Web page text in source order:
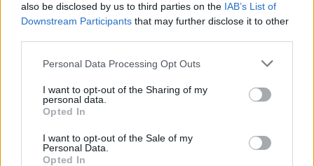
also be disclosed by us to third parties on the IAB’s List of
Downstream Participants that may further disclose it to other
Please note that this website/app uses one or more Google
not limited to your visit or usage behaviour. You may click to
grant or deny consent to Google and its third-party tags to
use your data for below specified purposes in below Google
consent section.
Personal Data Processing Opt Outs
I want to opt-out of the Sharing of my
personal data.
Opted In
I want to opt-out of the Sale of my
Personal Data.
Opted In